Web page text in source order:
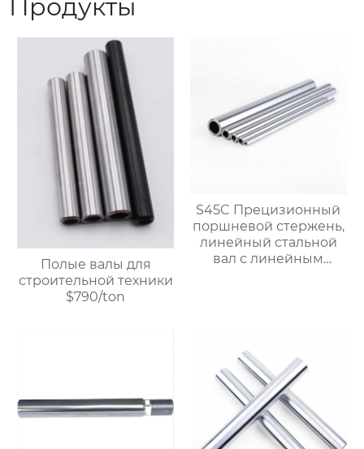
Продукты
Полые валы для
строительной техники
$790/ton
S45C Прецизионный
поршневой стержень,
линейный стальной
вал с линейным